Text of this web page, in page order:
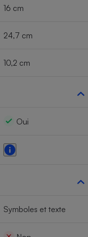
16 cm
24,7 cm
10,2 cm
Oui
Symboles et texte